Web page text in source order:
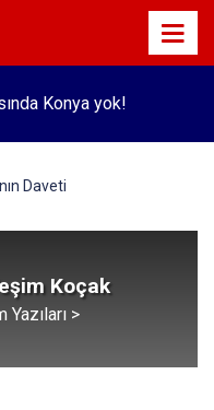
Konya yok!
Daveti
Koçak
Yazıları >